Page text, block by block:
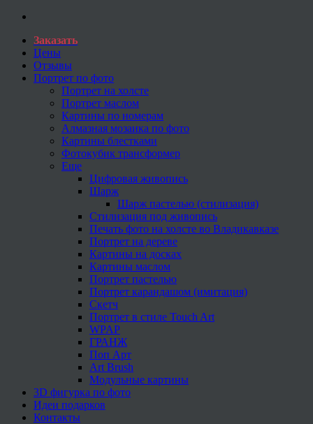
Заказать
Цены
Отзывы
Портрет по фото
Портрет на холсте
Портрет маслом
Картины по номерам
Алмазная мозаика по фото
Картины блестками
Фотокубик трансформер
Еще
Цифровая живопись
Шарж
Шарж пастелью (стилизация)
Стилизация под живопись
Печать фото на холсте во Владикавказе
Портрет на дереве
Картины на досках
Картины маслом
Портрет пастелью
Портрет карандашом (имитация)
Скетч
Портрет в стиле Touch Art
WPAP
ГРАНЖ
Поп Арт
Art Brush
Модульные картины
3D фигурка по фото
Идеи подарков
Контакты